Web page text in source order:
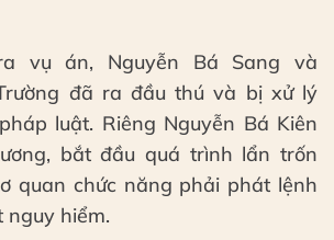
vụ án, Nguyễn Bá Sang và
đã ra đầu thú và bị xử lý
luật. Riêng Nguyễn Bá Kiên
bắt đầu quá trình lẩn trốn
quan chức năng phải phát lệnh
nguy hiểm.